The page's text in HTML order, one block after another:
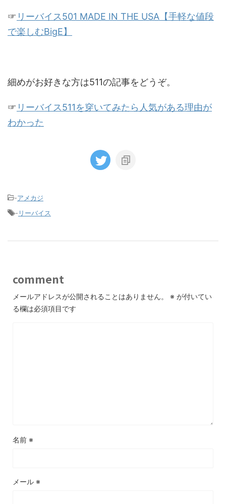
☞ リーバイス501 MADE IN THE USA【手軽な値段
で楽しむBigE】
細めがお好きな方は511の記事をどうぞ。
☞ リーバイス511を穿いてみたら人気がある理由が
わかった
-アメカジ
- リーバイス
comment
メールアドレスが公開されることはありません。 ※ が付いてい
る欄は必須項目です
名前 ※
メール ※